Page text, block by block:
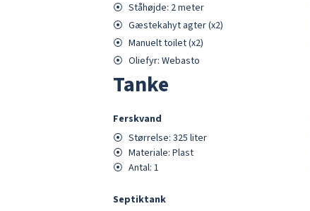
⦿ Ståhøjde: 2meter
⦿ Gæstekahyt agter(x2)
⦿ Manuelttoilet (x2)
⦿ Oliefyr: Webasto
Tanke
Ferskvand
⦿ Størrelse: 325 liter
⦿ Materiale: Plast
⦿ Antal: 1
Septiktank